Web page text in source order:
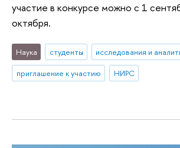
участие в конкурсе можно с 1
октября.
Наука студенты
исследования и
приглашение к участию
НИРС